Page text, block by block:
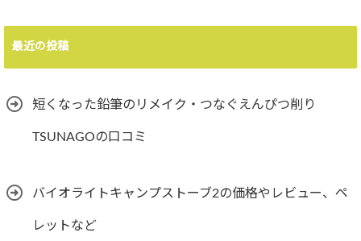
最近の投稿
短くなった鉛筆のリメイク・つなぐえんぴつ削り
TSUNAGOの口コミ
バイオライトキャンプストーブ2の価格やレビュー、ペ
レットなど